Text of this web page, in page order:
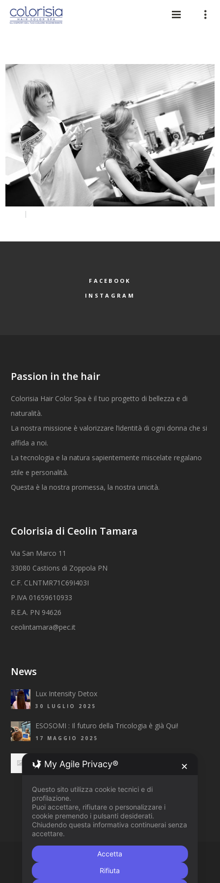
FACEBOOK
INSTAGRAM
Passion in the hair
Colorisia Hair Color Spa è il tuo progetto di bellezza e di
naturalità.
La nostra missione è valorizzare l’identità di ogni donna che si
affida a noi.
La tecnologia e la natura sapientemente miscelate regalano
stile e personalità.
Questa è la nostra promessa, la nostra unicità.
Colorisia di Ceolin Tamara
Via San Marco 11
33080 Castions di Zoppola PN
C.F. CLNTMR71C69I403I
P.IVA 01659610933
R.E.A. PN 94626
ceolintamara@pec.it
News
Lux Intensity Detox
30 LUGLIO 2025
ESOSOMI : Il futuro della Tricologia è già Qui!
17 MAGGIO 2025
Top Fashion Trends 2025 Primavera/Estate
3 APRILE 2025
CHI SIAMO LISTINO NEWS
My Agile Privacy® ✕
Questo sito utilizza cookie tecnici e di
profilazione.
Puoi accettare, rifiutare o personalizzare i
cookie premendo i pulsanti desiderati.
Chiudendo questa informativa continuerai senza
accettare.
Accetta
Rifiuta